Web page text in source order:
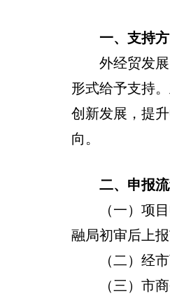
一、支持
外经贸发展
形式给予支持
创新发展，提
向。
二、申报
（一）项目
融局初审后上
（二）经市商
（三）市商